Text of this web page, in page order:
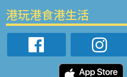
港玩港食港生活